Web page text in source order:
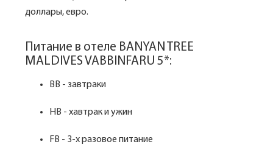
доллары, евро.
Питание в отеле BANYAN TREE
MALDIVES VABBINFARU 5*:
BB - завтраки
HB - хавтрак и ужин
FB - 3-х разовое питание